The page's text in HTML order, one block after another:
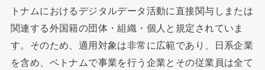
トナムにおけるデジタルデータ活動に直接関与しまたは
関連する外国籍の団体・組織・個人と規定されていま
す。そのため、適用対象は非常に広範であり、日系企業
を含め、ベトナムで事業を行う企業とその従業員は全て